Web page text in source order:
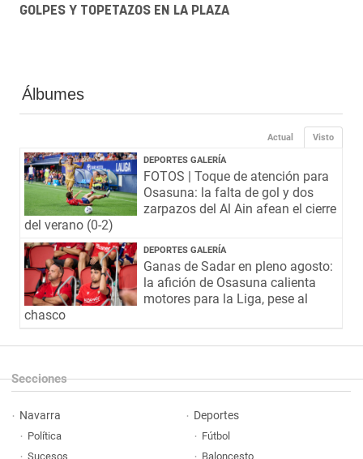
GOLPES Y TOPETAZOS EN LA PLAZA
Álbumes
Visto
Actual
DEPORTES GALERÍA
FOTOS | Toque de atención para
Osasuna: la falta de gol y dos
zarpazos del Al Ain afean el cierre
del verano (0-2)
DEPORTES GALERÍA
Ganas de Sadar en pleno agosto:
la afición de Osasuna calienta
motores para la Liga, pese al
chasco
Secciones
Navarra
Política
Sucesos
Deportes
Fútbol
Baloncesto